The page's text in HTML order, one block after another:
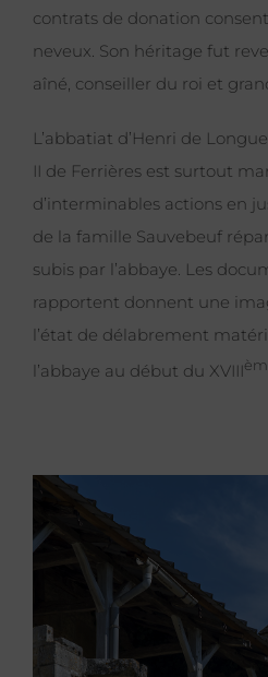
contrats de donation
neveux. Son héritage fut
aîné, conseiller du roi et
L’abbatiat d’Henri de
II de Ferrières est surtout
d’interminables actions en
de la famille Sauvebeuf
subis par l’abbaye. Les
rapportent donnent une
l’état de délabrement
l’abbaye au début du XVIII